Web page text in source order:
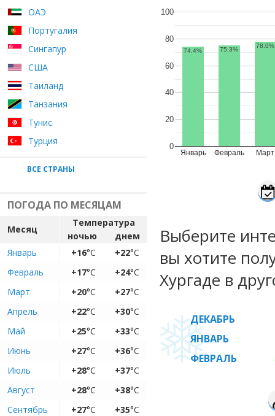
ОАЭ
Португалия
Сингапур
США
Таиланд
Танзания
Тунис
Турция
ВСЕ СТРАНЫ
ПОГОДА ПО МЕСЯЦАМ
Месяц
Температура
ночью
днем
Январь
+16°C +22°C
Февраль
+17°C +24°C
Март
+20°C +27°C
Апрель
+22°C +30°C
Май
+25°C +33°C
Июнь
+27°C +36°C
Июль
+28°C +37°C
Август
+28°C +38°C
Сентябрь
+27°C +35°C
Январь Февраль Март
0
20
40
60
80
100
74.4% 75.3%
78.0%
Выберите
вы хотите
Хургаде в
ДЕКАБРЬ
ЯНВАРЬ
ФЕВРАЛЬ